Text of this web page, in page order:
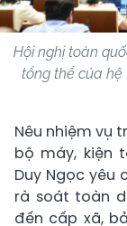
Hội nghị toàn
tổng thể của hệ
Nêu nhiệm vụ
bộ máy, kiện
Duy Ngọc yêu
rà soát toàn
đến cấp xã,